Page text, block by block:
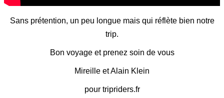
Sans prétention, un peu longue mais qui réflète bien notre
trip.
Bon voyage et prenez soin de vous
Mireille et Alain Klein
pour tripriders.fr